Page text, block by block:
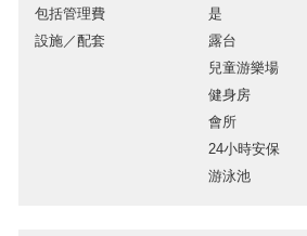
包括管理費
是
設施／配套
露台
兒童游樂場
健身房
會所
24小時安保
游泳池